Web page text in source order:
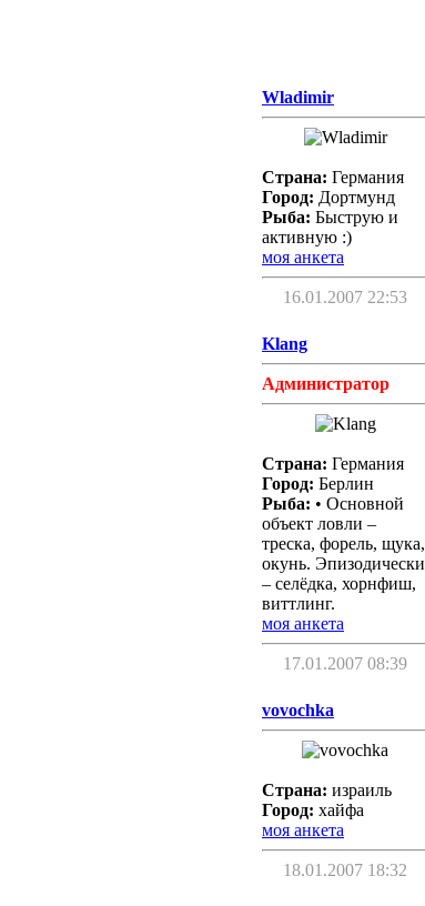
Wladimir
Страна: Германия
Город: Дортмунд
Рыба: Быструю и
активную :)
моя анкета
16.01.2007 22:53
Klang
Администратор
Страна: Германия
Город: Берлин
Рыба: • Основной
объект ловли –
треска, форель, щука,
окунь. Эпизодически
– селёдка, хорнфиш,
виттлинг.
моя анкета
17.01.2007 08:39
vovochka
Страна: израиль
Город: хайфа
моя анкета
18.01.2007 18:32